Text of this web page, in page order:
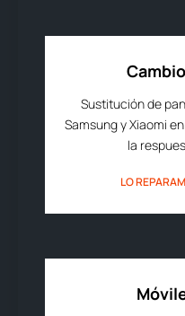
Sustitución de
Samsung y Xiaomi
la
LO